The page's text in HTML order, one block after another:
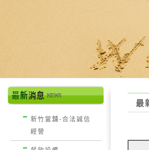
新竹當舖-合法誠信
經營
最